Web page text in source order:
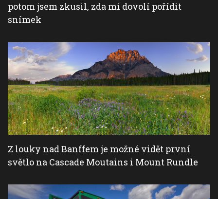
potom jsem zkusil, zda mi dovolí pořídit
snímek
Z louky nad Banffem je možné vidět první
světlo na Cascade Moutains i Mount Rundle